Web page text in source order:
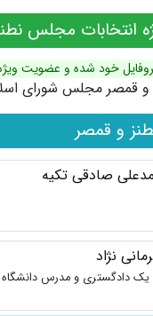
انتخابات مجلس
خود شده و عضویت ویژه
و قمصر مجلس شورای
و قمصر
صادقی تکیه
نژاد
یک دادگستری و مدرس دانشگاه